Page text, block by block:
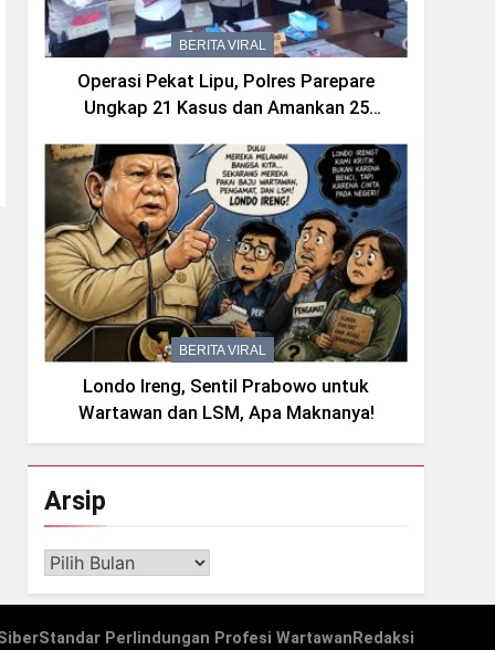
BERITA VIRAL
Operasi Pekat Lipu, Polres Parepare
Ungkap 21 Kasus dan Amankan 25
BERITA VIRAL
Londo Ireng, Sentil Prabowo untuk
Wartawan dan LSM, Apa Maknanya!
Arsip
Arsip
Standar Perlindungan Profesi Wartawan Redaksi